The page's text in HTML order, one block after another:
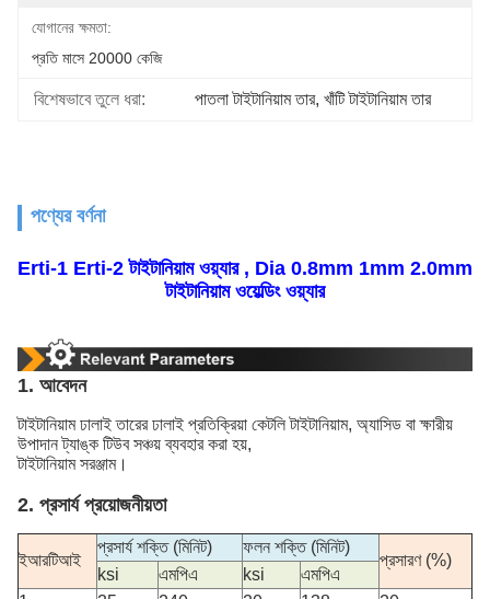
যোগানের ক্ষমতা:
প্রতি মাসে 20000 কেজি
বিশেষভাবে তুলে ধরা: পাতলা টাইটানিয়াম তার, খাঁটি টাইটানিয়াম তার
পণ্যের বর্ণনা
Erti-1 Erti-2 টাইটানিয়াম ওয়্যার , Dia 0.8mm 1mm 2.0mm
টাইটানিয়াম ওয়েল্ডিং ওয়্যার
1. আবেদন
টাইটানিয়াম ঢালাই তারের ঢালাই প্রতিক্রিয়া কেটলি টাইটানিয়াম, অ্যাসিড বা ক্ষারীয়
উপাদান ট্যাঙ্ক টিউব সঞ্চয় ব্যবহার করা হয়,
টাইটানিয়াম সরঞ্জাম।
2. প্রসার্য প্রয়োজনীয়তা
ইআরটিআই
প্রসার্য শক্তি (মিনিট) ফলন শক্তি (মিনিট)
প্রসারণ (%)
ksi এমপিএ ksi
এমপিএ